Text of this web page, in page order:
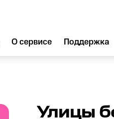
О сервисе Поддержка
Улицы